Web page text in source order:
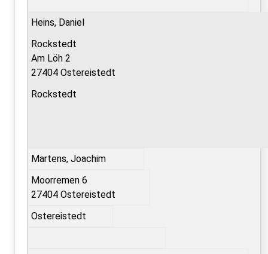
Heins, Daniel
Rockstedt
Am Löh 2
27404 Ostereistedt
Rockstedt
Martens, Joachim
Moorremen 6
27404 Ostereistedt
Ostereistedt